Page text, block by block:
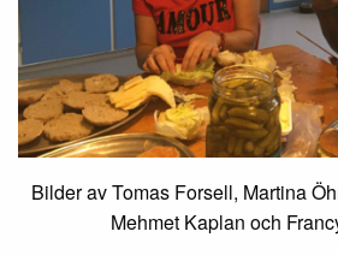
Bilder av Tomas Forsell, Martina
Mehmet Kaplan och